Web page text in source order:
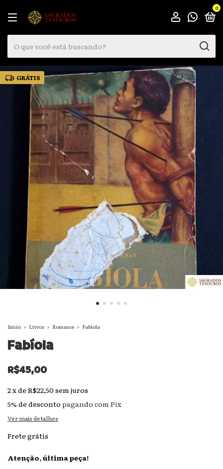
0
GRÁTIS
Início > Livros > Romance > Fabíola
Fabíola
R$45,00
2xde R$22,50 sem juros
5% de desconto pagando com Pix
Ver mais detalhes
Frete grátis
Atenção, última peça!